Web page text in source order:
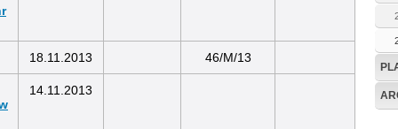
18.11.2013 46/M/13
14.11.2013